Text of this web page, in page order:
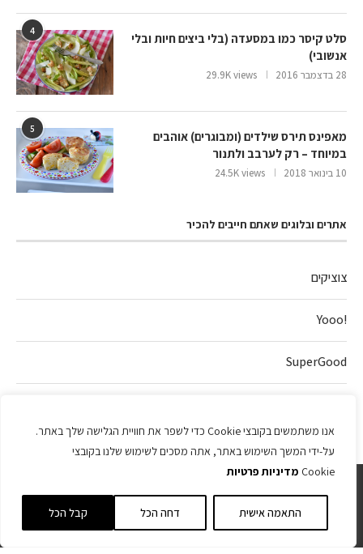
אנו משתמשים בקובצי Cookie כדי לשפר את חוויית הגלישה שלך באתר.
על-ידי המשך השימוש באתר, אתה מסכים לשימוש שלנו בקובצי
Cookie מדיניות פרטיות
התאמה אישית דחה הכל קבל הכל
4
סלט קיסר כמו במסעדה (בלי ביצים חיות ובלי
אנשובי)
28 בדצמבר 2016 29.9K views
5
מאפינס תירס שילדים (ומבוגרים) אוהבים
במיוחד – רק לערבב ולתנור
10 בינואר 2018 24.5K views
אתרים ובלוגים שאתם חייבים להכיר
צוציקים
!Yooo
SuperGood